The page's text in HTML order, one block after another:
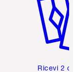
Ricevi 2